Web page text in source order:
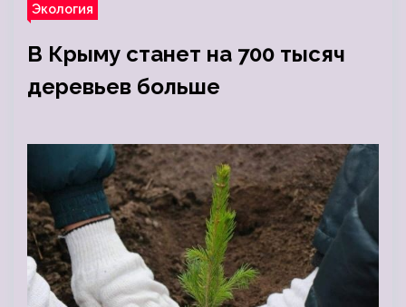
Экология
В Крыму станет на 700 тысяч
деревьев больше